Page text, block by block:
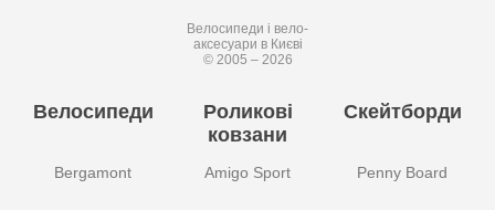
Велосипеди і вело-
аксесуари в Києві
© 2005 – 2026
Велосипеди
Bergamont
Роликові
ковзани
Amigo Sport
Скейтборди
Penny Board